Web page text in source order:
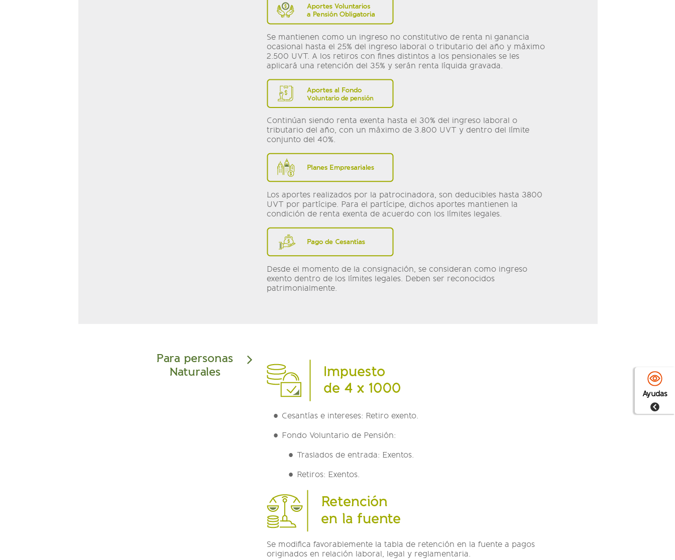
Ayudas
Se mantienen como un ingreso no constitutivo de renta ni ganancia
ocasional hasta el 25% del ingreso laboral o tributario del año y máximo
2.500 UVT. A los retiros con fines distintos a los pensionales se les
aplicará una retención del 35% y serán renta líquida gravada.
Continúan siendo renta exenta hasta el 30% del ingreso laboral o
tributario del año, con un máximo de 3.800 UVT y dentro del límite
conjunto del 40%.
Los aportes realizados por la patrocinadora, son deducibles hasta 3800
UVT por partícipe. Para el partícipe, dichos aportes mantienen la
condición de renta exenta de acuerdo con los límites legales.
Desde el momento de la consignación, se consideran como ingreso
exento dentro de los límites legales. Deben ser reconocidos
patrimonialmente.
Para personas
Naturales
Cesantías e intereses: Retiro exento.
Fondo Voluntario de Pensión:
Traslados de entrada: Exentos.
Retiros: Exentos.
Se modifica favorablemente la tabla de retención en la fuente a pagos
originados en relación laboral, legal y reglamentaria.